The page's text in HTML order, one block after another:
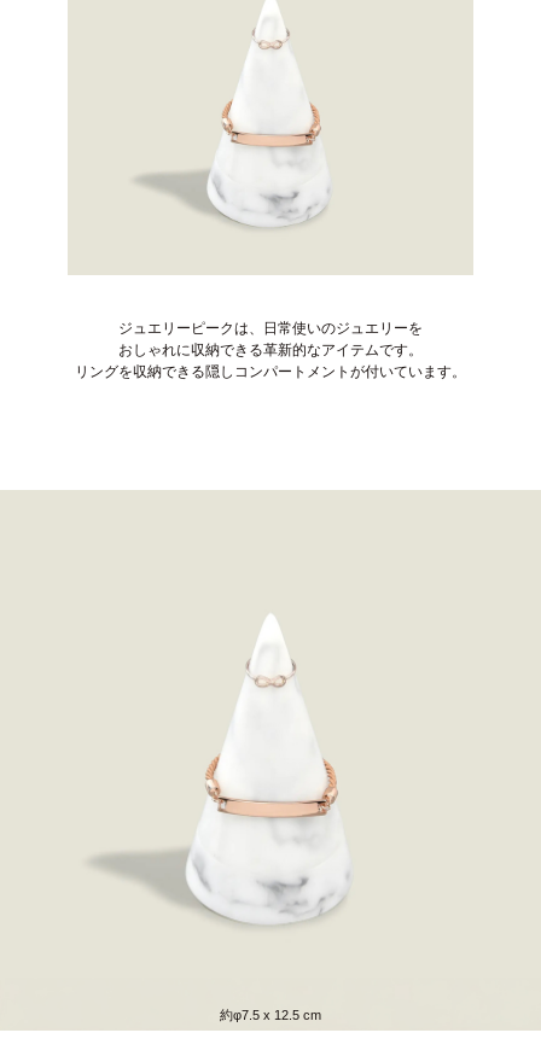
ジュエリーピークは、日常使いのジュエリーを
おしゃれに収納できる革新的なアイテムです。
リングを収納できる隠しコンパートメントが付いています。
約φ7.5 x 12.5 cm